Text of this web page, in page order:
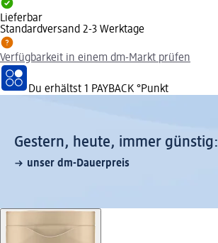
Lieferbar
Standardversand 2-3 Werktage
Verfügbarkeit in einem dm-Markt prüfen
Du erhältst 1 PAYBACK °Punkt
Gestern, heute, immer günstig:
unser dm-Dauerpreis